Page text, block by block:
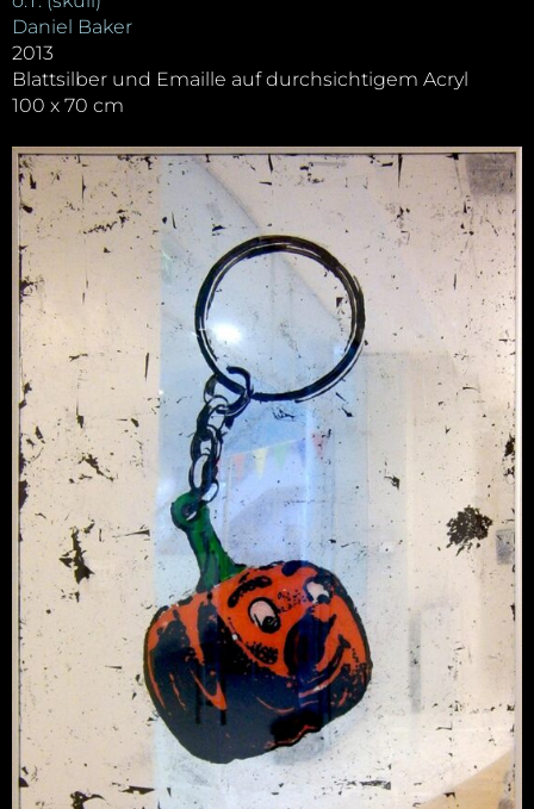
Daniel Baker
2013
Blattsilber und Emaille auf durchsichtigem Acryl
100 x 70 cm